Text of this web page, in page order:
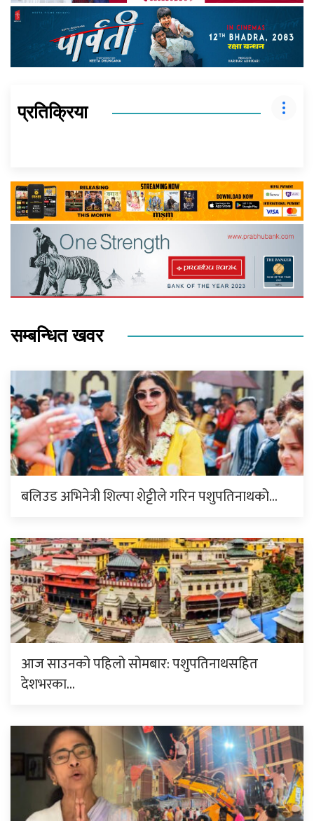
प्रतिक्रिया
सम्बन्धित खवर
बलिउड अभिनेत्री शिल्पा शेट्टीले गरिन पशुपतिनाथको…
आज साउनको पहिलो सोमबार: पशुपतिनाथसहित
देशभरका…